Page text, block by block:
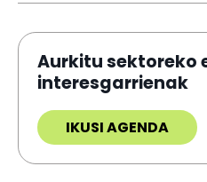
Aurkitu sektoreko
interesgarrienak
IKUSI AGENDA